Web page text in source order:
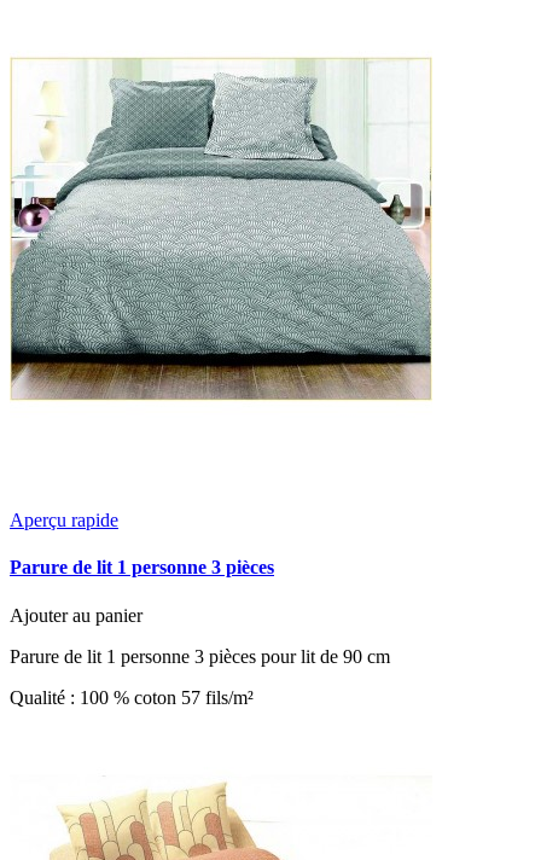
Aperçu rapide
Parure de lit 1 personne 3 pièces
Ajouter au panier
Parure de lit 1 personne 3 pièces pour lit de 90 cm
Qualité : 100 % coton 57 fils/m²